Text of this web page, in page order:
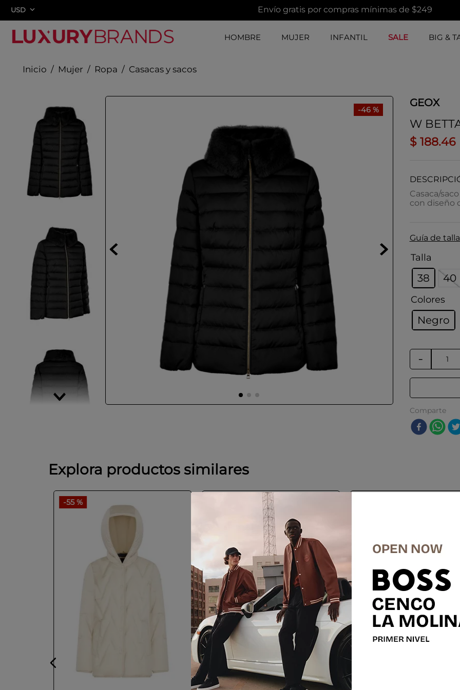
Envío gratis por compras mínimas de $249
USD
HOMBRE MUJER INFANTIL SALE BIG &
Mujer Ropa Casacas y sacos
-46 %
GEOX
W
$ 188.46
Casaca/
con diseño
Guía de
Talla
38 40
Colores
Negro
－
Comparte
Explora productos similares
-55 %